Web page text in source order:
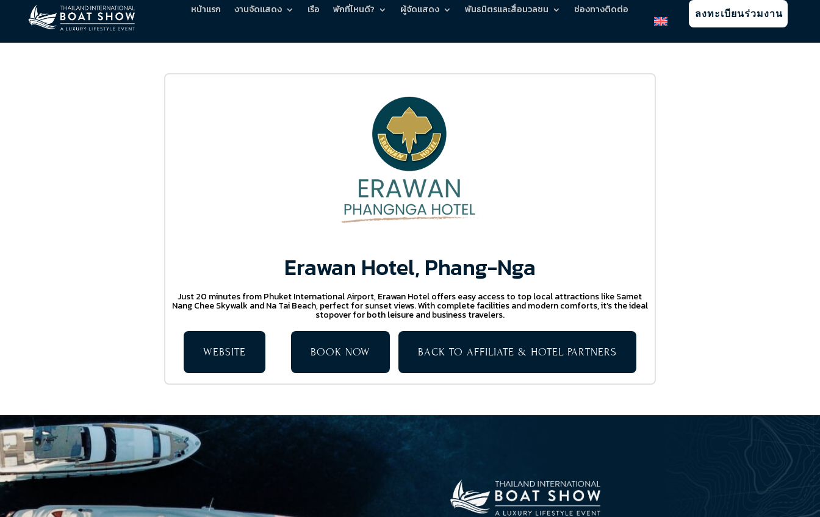
หน้าแรก งานจัดแสดง เรือ พักที่ไหนดี? ผู้จัดแสดง พันธมิตรและสื่อมวลชน ช่องทางติดต่อ ลงทะเบียนร่วมงาน
Erawan Hotel, Phang-Nga
Just 20 minutes from Phuket International Airport, Erawan Hotel offers easy access to top local attractions like Samet
Nang Chee Skywalk and Na Tai Beach, perfect for sunset views. With complete facilities and modern comforts, it’s the ideal
stopover for both leisure and business travelers.
WEBSITE BOOK NOW BACK TO AFFILIATE & HOTEL PARTNERS